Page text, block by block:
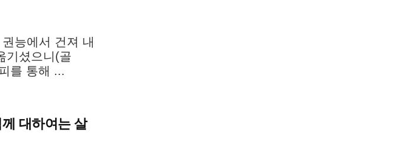
능에서 건져 내
기셨으니(골
를 통해 ...
대하여는 살